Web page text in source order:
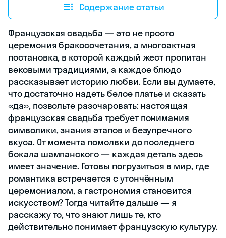
Содержание статьи
Французская свадьба — это не просто
церемония бракосочетания, а многоактная
постановка, в которой каждый жест пропитан
вековыми традициями, а каждое блюдо
рассказывает историю любви. Если вы думаете,
что достаточно надеть белое платье и сказать
«да», позвольте разочаровать: настоящая
французская свадьба требует понимания
символики, знания этапов и безупречного
вкуса. От момента помолвки до последнего
бокала шампанского — каждая деталь здесь
имеет значение. Готовы погрузиться в мир, где
романтика встречается с утончённым
церемониалом, а гастрономия становится
искусством? Тогда читайте дальше — я
расскажу то, что знают лишь те, кто
действительно понимает французскую культуру.